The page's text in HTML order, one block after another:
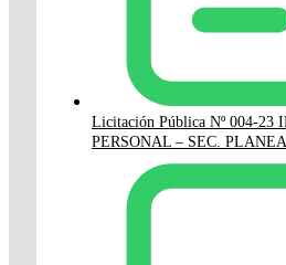
Licitación Pública Nº 004-23
PERSONAL – SEC.